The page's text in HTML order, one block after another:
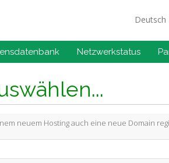
Deutsch
Netzwerkstatus
neuem Hosting auch eine neue Domain